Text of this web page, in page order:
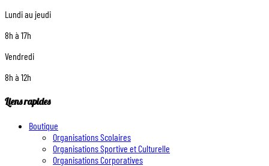
Lundi au jeudi
8h à 17h
Vendredi
8h à 12h
Liens rapides
Boutique
Organisations Scolaires
Organisations Sportive et Culturelle
Organisations Corporatives